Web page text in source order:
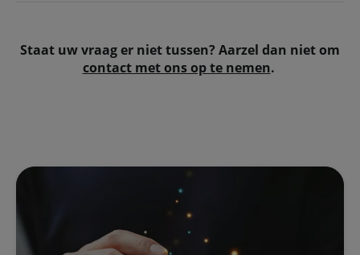
Staat uw vraag er niet tussen? Aarzel dan niet om
contact met ons op te nemen.